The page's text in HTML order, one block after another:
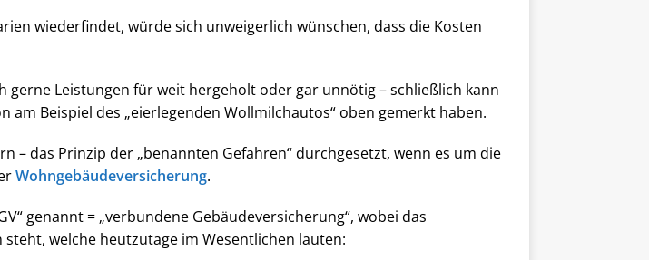
wiederfindet, würde sich unweigerlich wünschen, dass die Kosten
Leistungen für weit hergeholt oder gar unnötig – schließlich kann
Beispiel des „eierlegenden Wollmilchautos“ oben gemerkt haben.
– das Prinzip der „benannten Gefahren“ durchgesetzt, wenn es um die
Wohngebäudeversicherung.
genannt = „verbundene Gebäudeversicherung“, wobei das
welche heutzutage im Wesentlichen lauten: